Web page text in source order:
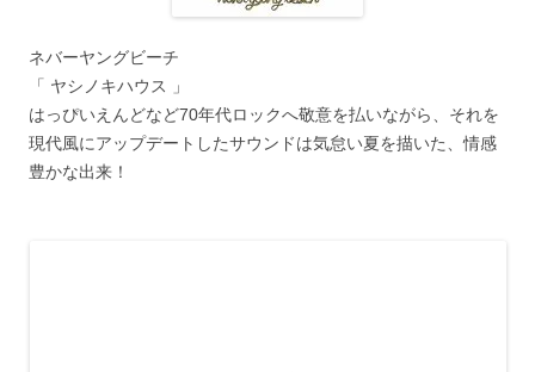
ネバーヤングビーチ
「 ヤシノキハウス 」
はっぴいえんどなど70年代ロックへ敬意を払いながら、それを
現代風にアップデートしたサウンドは気怠い夏を描いた、情感
豊かな出来！